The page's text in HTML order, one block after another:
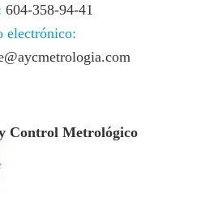
604-358-94-41
electrónico:
Control Metrológico